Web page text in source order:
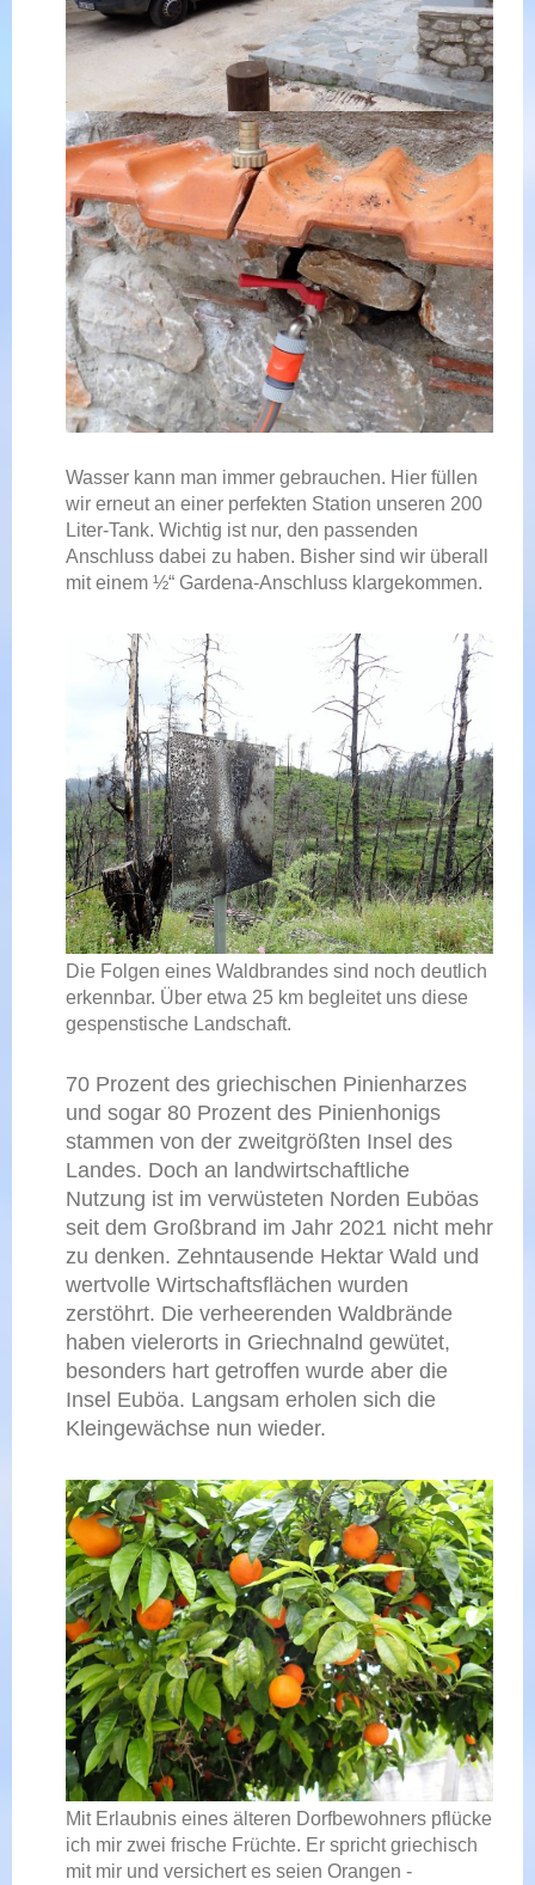
Wasser kann man immer gebrauchen. Hier füllen
wir erneut an einer perfekten Station unseren 200
Liter-Tank. Wichtig ist nur, den passenden
Anschluss dabei zu haben. Bisher sind wir überall
mit einem ½“ Gardena-Anschluss klargekommen.
Die Folgen eines Waldbrandes sind noch deutlich
erkennbar. Über etwa 25 km begleitet uns diese
gespenstische Landschaft.
70 Prozent des griechischen Pinienharzes
und sogar 80 Prozent des Pinienhonigs
stammen von der zweitgrößten Insel des
Landes. Doch an landwirtschaftliche
Nutzung ist im verwüsteten Norden Euböas
seit dem Großbrand im Jahr 2021 nicht mehr
zu denken. Zehntausende Hektar Wald und
wertvolle Wirtschaftsflächen wurden
zerstöhrt. Die verheerenden Waldbrände
haben vielerorts in Griechnalnd gewütet,
besonders hart getroffen wurde aber die
Insel Euböa. Langsam erholen sich die
Kleingewächse nun wieder.
Mit Erlaubnis eines älteren Dorfbewohners pflücke
ich mir zwei frische Früchte. Er spricht griechisch
mit mir und versichert es seien Orangen -